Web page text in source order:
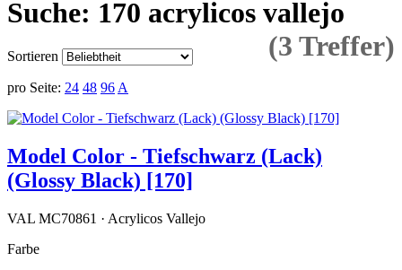
Suche: 170 acrylicos vallejo
(3 Treffer)
Sortieren
pro Seite: 24 48 96 A
Model Color - Tiefschwarz (Lack)
(Glossy Black) [170]
VAL MC70861 · Acrylicos Vallejo
Farbe